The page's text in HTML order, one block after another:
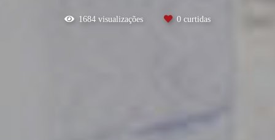
1684 visualizações 0 curtidas